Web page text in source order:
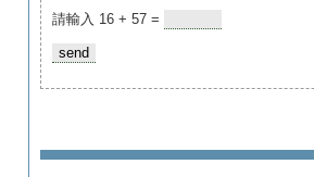
請輸入 16 + 57 =